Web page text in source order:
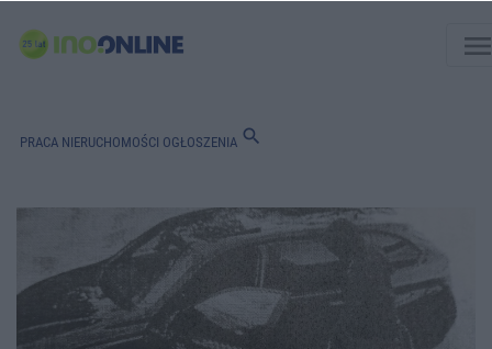
PRACA NIERUCHOMOŚCI OGŁOSZENIA search